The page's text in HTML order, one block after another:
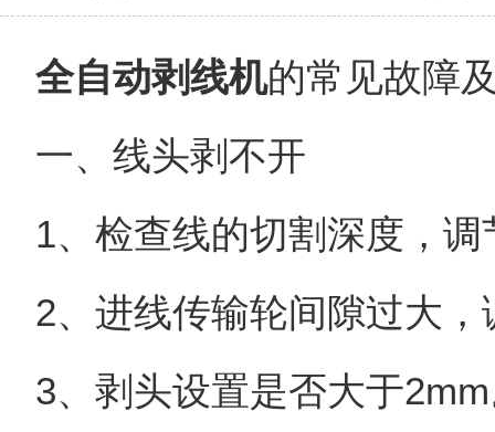
全自动剥线机的常见故障
一、线头剥不开
1、检查线的切割深度，
2、进线传输轮间隙过大
3、剥头设置是否大于